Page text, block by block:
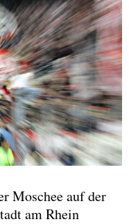
Moschee auf der
am Rhein